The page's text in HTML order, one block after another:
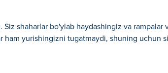
shaharlar bo'ylab haydashingiz va rampalar
yurishingizni tugatmaydi, shuning uchun